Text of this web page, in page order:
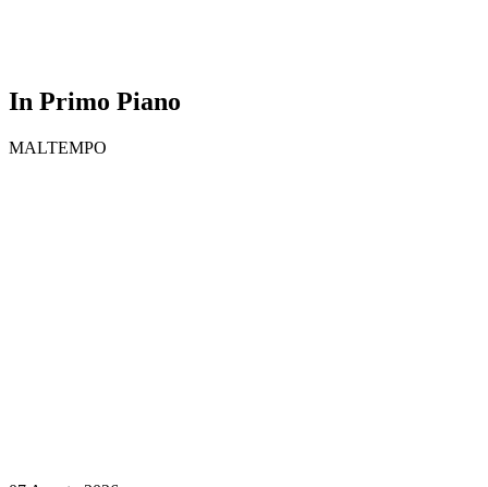
In Primo Piano
MALTEMPO